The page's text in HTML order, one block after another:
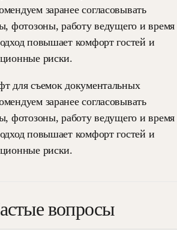
заранее согласовывать
фотозоны, работу ведущего и время
повышает комфорт гостей и
риски.
для съемок документальных
заранее согласовывать
фотозоны, работу ведущего и время
повышает комфорт гостей и
риски.
вопросы